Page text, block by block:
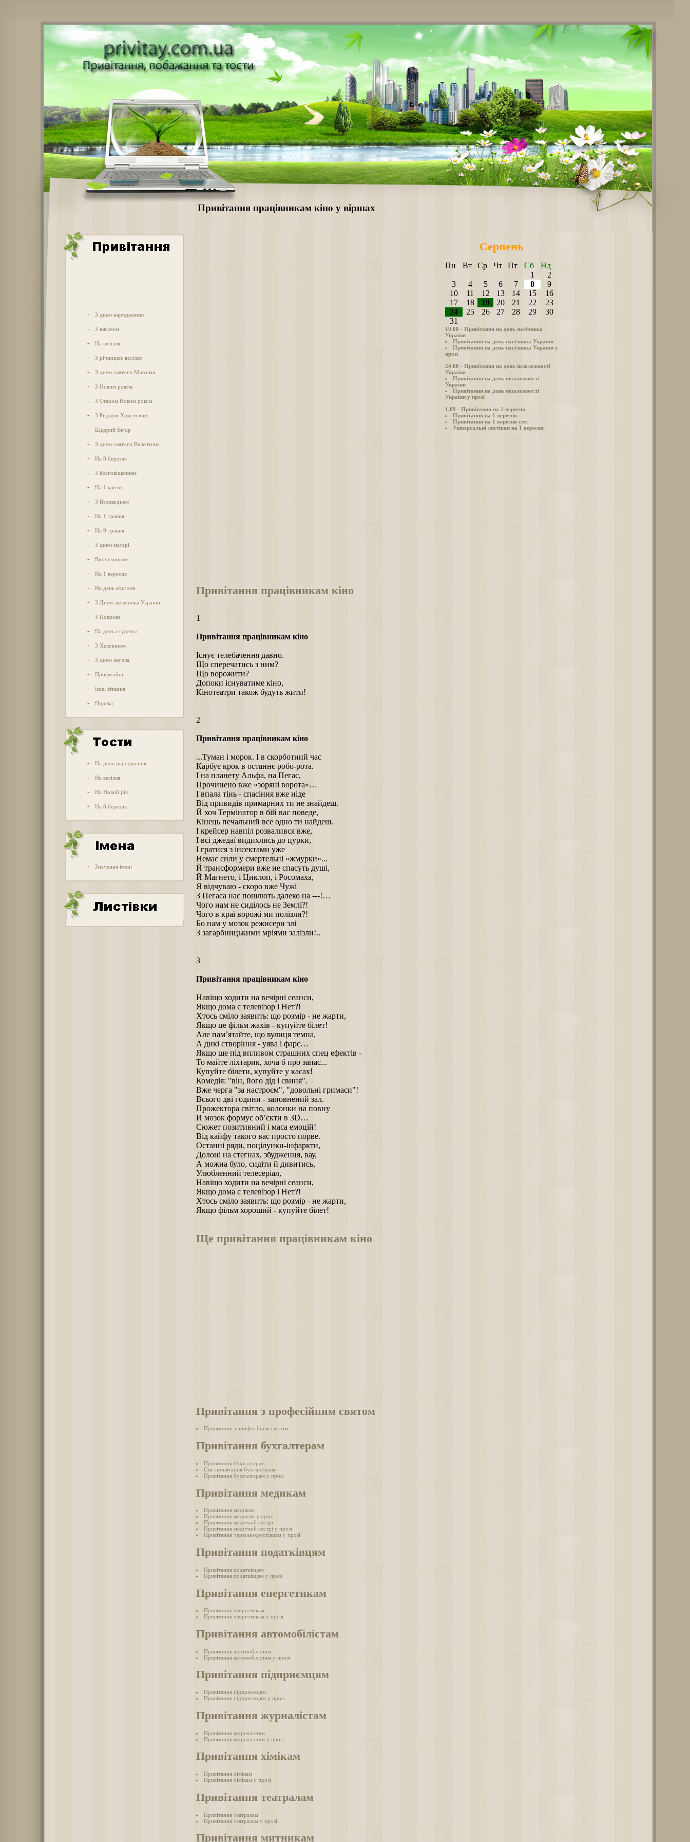
Привітання працівникам кіно у віршах
- З днем народження
- З ювілеєм
- На весілля
- З річницею весілля
- З днем святого Миколая
- З Новим роком
- З Старим Новим роком
- З Різдвом Христовим
- Щедрий Вечір
- З днем святого Валентина
- На 8 березня
- З Благовіщенням
- На 1 квітня
- З Великоднем
- На 1 травня
- На 9 травня
- З днем матері
- Випускникам
- На 1 вересня
- На день вчителя
- З Днем захисника України
- З Покрова
- На день студента
- З Хеловіном
- З днем ангела
- Професійні
- Інші вітання
- Подяка
- На день народження
- На весілля
- На Новий рік
- На 8 березня
- Значення імені
Серпень
Пн Вт Ср Чт Пт Сб
Нд
1
2
3
4 5 6 7 8
9
10
11 12 13 14 15
16
17
18 19 20 21 22
23
24
25 26 27 28 29
30
31
19.08 - Привітання на день пасічника
України
Привітання на день пасічника України
Привітання на день пасічника України у
прозі
24.08 - Привітання на день незалежності
України
Привітання на день незалежності
України
Привітання на день незалежності
України у прозі
1.09 - Привітання на 1 вересня
Привітання на 1 вересня
Привітання на 1 вересня смс
Універсальні листівки на 1 вересня
Привітання працівникам кіно
1
Привітання працівникам кіно
Існує телебачення давно.
Що сперечатись з ним?
Що ворожити?
Допоки існуватиме кіно,
Кінотеатри також будуть жити!
2
Привітання працівникам кіно
...Туман і морок. І в скорботний час
Карбує крок в останнє робо-рота.
І на планету Альфа, на Пегас,
Прочинено вже «зоряні ворота»…
І впала тінь - спасіння вже ніде
Від привидів примарних ти не знайдеш.
Й хоч Термінатор в бій вас поведе,
Кінець печальний все одно ти найдеш.
І крейсер навпіл розвалився вже,
І всі джедаї видихлись до цурки,
І гратися з інсектами уже
Немає сили у смертельні «жмурки»...
Й трансформери вже не спасуть душі,
Й Магнето, і Циклоп, і Росомаха,
Я відчуваю - скоро вже Чужі
З Пегаса нас пошлють далеко на ---!…
Чого нам не сиділось не Землі?!
Чого в краї ворожі ми полізли?!
Бо нам у мозок режисери злі
З загарбницькими мріями залізли!..
3
Привітання працівникам кіно
Навіщо ходити на вечірні сеанси,
Якщо дома є телевізор і Нет?!
Хтось сміло заявить: що розмір - не жарти,
Якщо це фільм жахів - купуйте білет!
Але пам’ятайте, що вулиця темна,
А дикі створіння - уява і фарс…
Якщо ще під впливом страшних спец ефектів -
То майте ліхтарик, хоча б про запас...
Купуйте білети, купуйте у касах!
Комедія: "він, його дід і свиня".
Вже черга "за настроєм", "довольні гримаси"!
Всього дві години - заповнений зал.
Прожектора світло, колонки на повну
И мозок формує об’єкти в 3D…
Сюжет позитивний і маса емоцій!
Від кайфу такого вас просто порве.
Останні ряди, поцілунки-інфаркти,
Долоні на стегнах, збудження, вау,
А можна було, сидіти й дивитись,
Улюбленний телесеріал,
Навіщо ходити на вечірні сеанси,
Якщо дома є телевізор і Нет?!
Хтось сміло заявить: що розмір - не жарти,
Якщо фільм хороший - купуйте білет!
Ще привітання працівникам кіно
Привітання з професійним святом
Привітання з професійним святом
Привітання бухгалтерам
Привітання бухгалтерам
Смс привітання бухгалтерам
Привітання бухгалтерам у прозі
Привітання медикам
Привітання медикам
Привітання медикам у прозі
Привітання медичній сестрі
Привітання медичній сестрі у прозі
Привітання червонохрестівцям у прозі
Привітання податківцям
Привітання податківцям
Привітання податківцям у прозі
Привітання енергетикам
Привітання енергетикам
Привітання енергетикам у прозі
Привітання автомобілістам
Привітання автомобілістам
Привітання автомобілістам у прозі
Привітання підприємцям
Привітання підприємцям
Привітання підприємцям у прозі
Привітання журналістам
Привітання журналістам
Привітання журналістам у прозі
Привітання хімікам
Привітання хімікам
Привітання хімікам у прозі
Привітання театралам
Привітання театралам
Привітання театралам у прозі
Привітання митникам